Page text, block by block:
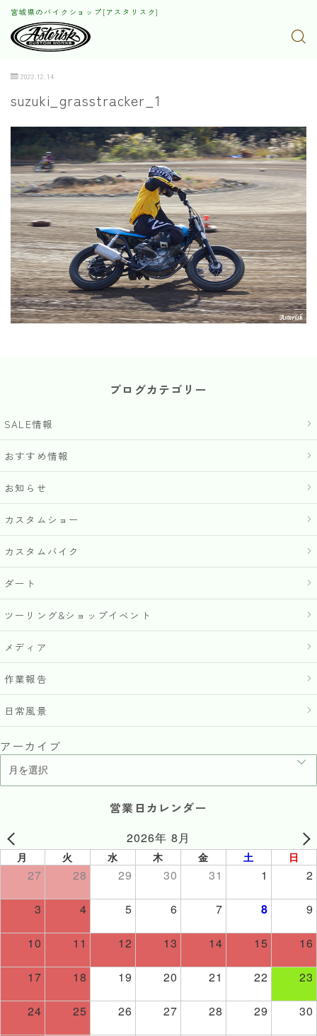
宮城県のバイクショップ[アスタリスク]
2022.12.14
suzuki_grasstracker_1
ブログカテゴリー
SALE情報
おすすめ情報
お知らせ
カスタムショー
カスタムバイク
ダート
ツーリング&ショップイベント
メディア
作業報告
日常風景
アーカイブ
営業日カレンダー
2026年 8月
月 火 水 木 金 土 日
27 28 29 30 31 1 2
3 4 5 6 7 8 9
10 11 12 13 14 15 16
17 18 19 20 21 22 23
24 25 26 27 28 29 30